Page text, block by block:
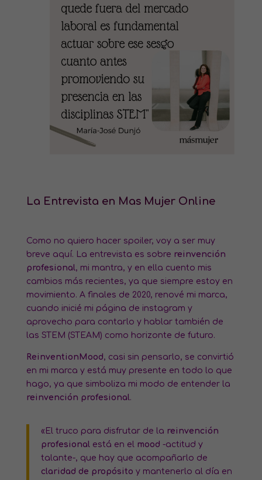
La Entrevista en Mas Mujer Online
Como no quiero hacer spoiler, voy a ser muy
breve aquí. La entrevista es sobre reinvención
profesional, mi mantra, y en ella cuento mis
cambios más recientes, ya que siempre estoy en
movimiento. A finales de 2020, renové mi marca,
cuando inicié mi página de instagram y
aprovecho para contarlo y hablar también de
las STEM (STEAM) como horizonte de futuro.
ReinventionMood, casi sin pensarlo, se convirtió
en mi marca y está muy presente en todo lo que
hago, ya que simboliza mi modo de entender la
reinvención profesional.
«El truco para disfrutar de la reinvención
profesionalestá en el mood -actitud y
talante-, que hay que acompañarlo de
claridad de propósito y mantenerlo al día en